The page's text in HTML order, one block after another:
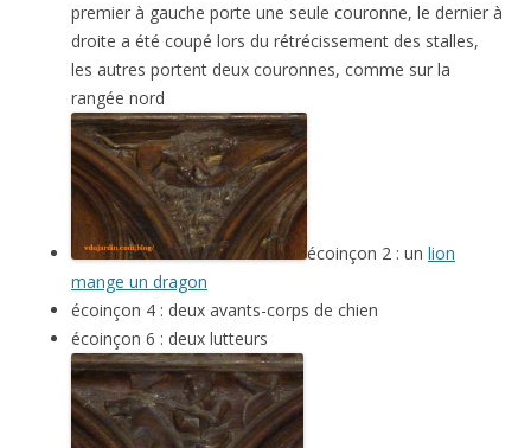
premier à gauche porte une seule couronne, le dernier à
droite a été coupé lors du rétrécissement des stalles,
les autres portent deux couronnes, comme sur la
rangée nord
écoinçon 2 : un lion
mange un dragon
écoinçon 4 : deux avants-corps de chien
écoinçon 6 : deux lutteurs